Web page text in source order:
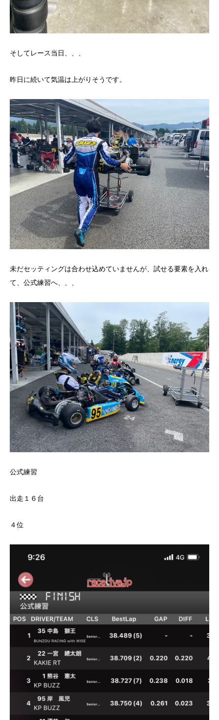
そしてレース当日、、、
昨日に続いて気温は上がりそうです。
未だセッティングは合わせ込めていませんが、試せる要素を入れ
て、公式練習へ、、、
公式練習
出走１６台
４位